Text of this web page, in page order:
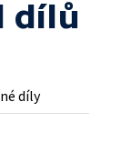
dílů
díly